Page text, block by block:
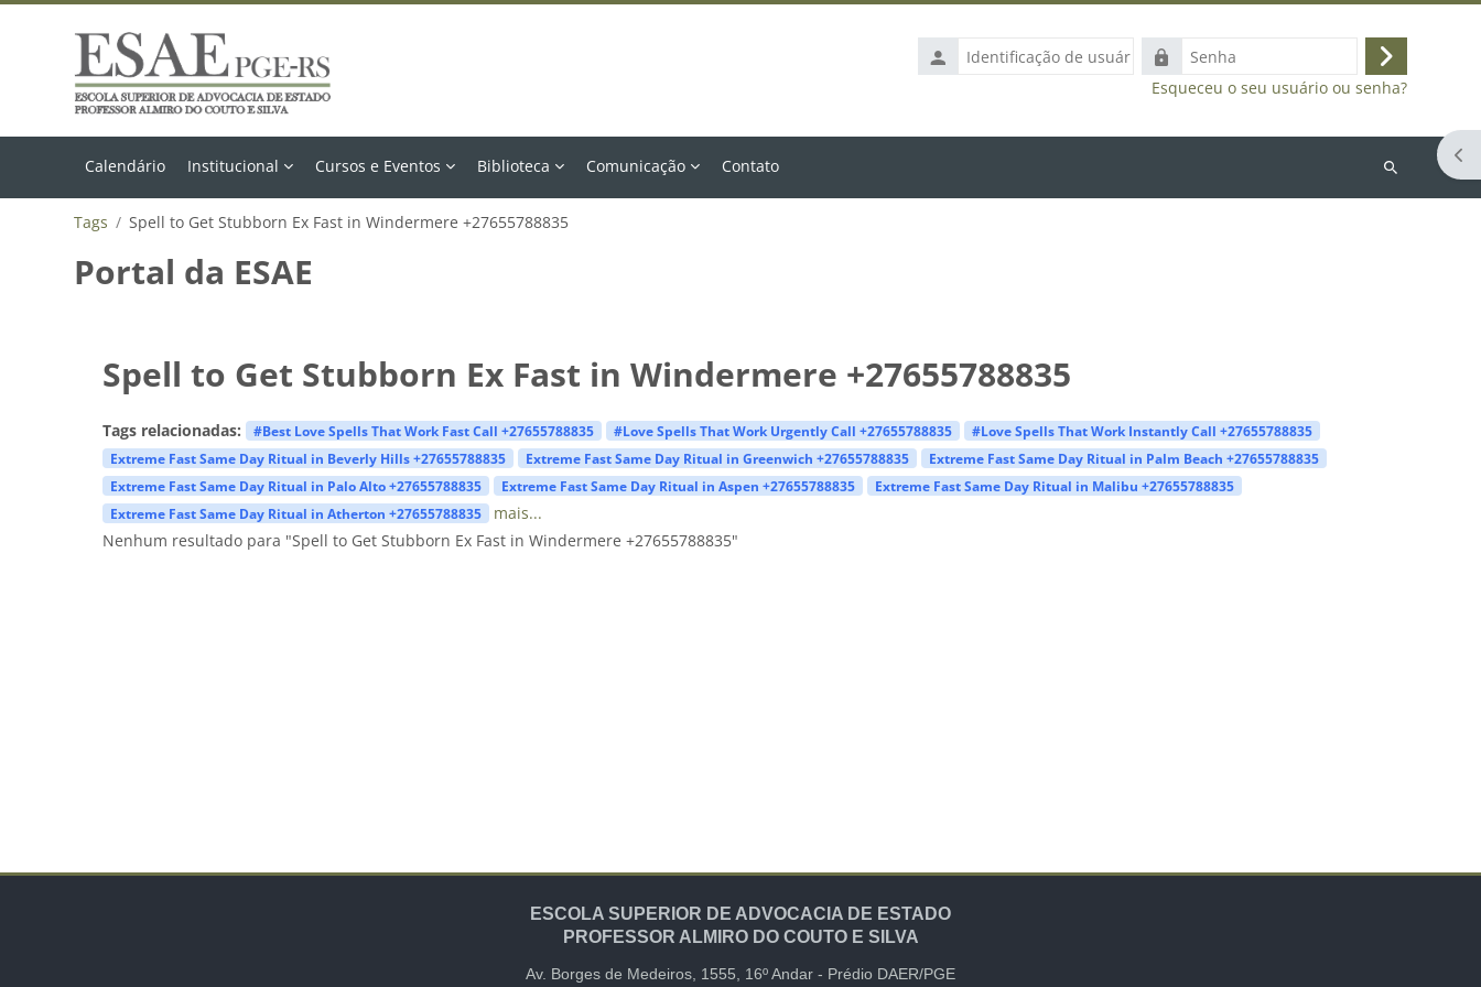
Identificação
de
Senha
Acessar
Esqueceu o seu usuário ou senha?
Calendário Institucional Cursos e Eventos Biblioteca Comunicação Contato
Buscar
Tags Spell to Get Stubborn Ex Fast in Windermere +27655788835
Portal da ESAE
Spell to Get Stubborn Ex Fast in Windermere +27655788835
Tags relacionadas: #Best Love Spells That Work Fast Call +27655788835 #Love Spells That Work Urgently Call +27655788835
#Love Spells That Work Instantly Call +27655788835
Extreme Fast Same Day Ritual in Beverly Hills +27655788835
Extreme Fast Same Day Ritual in Greenwich +27655788835
Extreme Fast Same Day Ritual in Palm Beach +27655788835
Extreme Fast Same Day Ritual in Palo Alto +27655788835
Extreme Fast Same Day Ritual in Aspen +27655788835
Extreme Fast Same Day Ritual in Malibu +27655788835
Extreme Fast Same Day Ritual in Atherton +27655788835
mais...
Nenhum resultado para "Spell to Get Stubborn Ex Fast in Windermere +27655788835"
ESCOLA SUPERIOR DE ADVOCACIA DE ESTADO
PROFESSOR ALMIRO DO COUTO E SILVA
Av. Borges de Medeiros, 1555, 16º Andar - Prédio DAER/PGE